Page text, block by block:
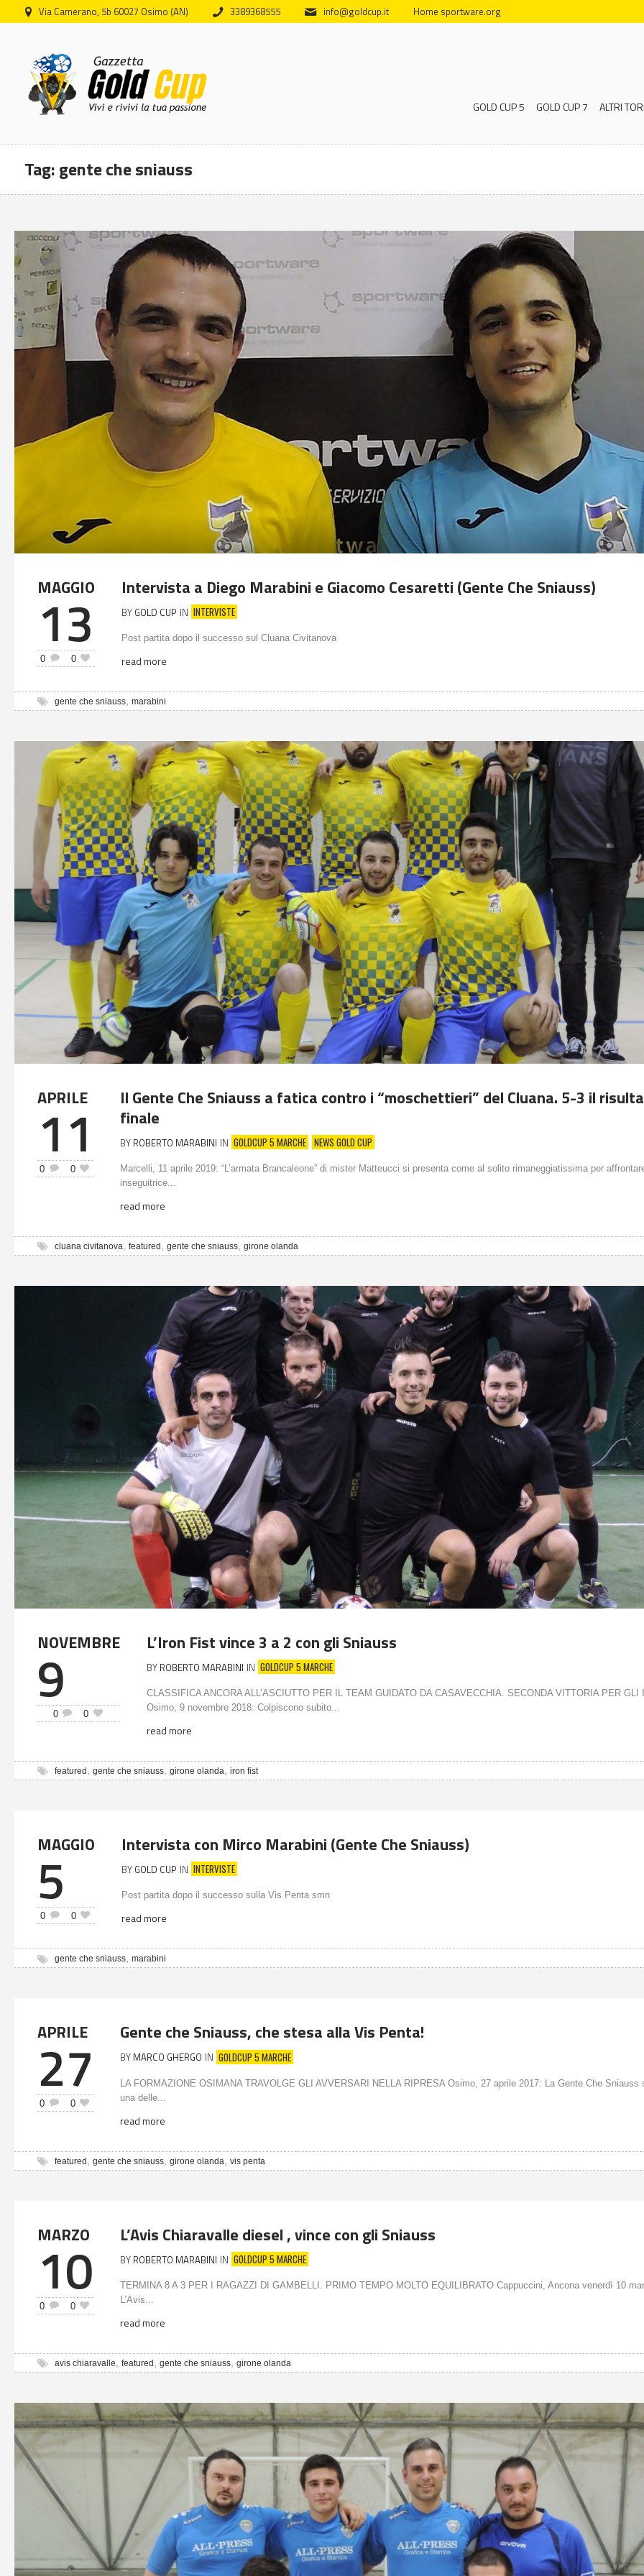
Via Camerano, 5b 60027 Osimo (AN) 3389368555 info@goldcup.it Home sportware.org
GOLD CUP 5 GOLD CUP 7 ALTRI
Tag:gente che sniauss
MAGGIO
13
0 0
Intervista a Diego Marabini e Giacomo Cesaretti (Gente Che Sniauss)
BY GOLD CUP IN INTERVISTE
Post partita dopo il successo sul Cluana Civitanova
read more
gente che sniauss marabini
APRILE
11
0 0
Il Gente Che Sniauss a fatica contro i “moschettieri” del Cluana. 5-3 il
finale
BY ROBERTO MARABINI IN GOLDCUP 5 MARCHE NEWS GOLD CUP
Marcelli, 11 aprile 2019: “L’armata Brancaleone” di mister Matteucci si presenta come al solito rimaneggiatissima per
inseguitrice...
read more
cluana civitanova featured gente che sniauss girone olanda
NOVEMBRE
9
0 0
L’Iron Fist vince 3 a 2 con gli Sniauss
BY ROBERTO MARABINI IN GOLDCUP 5 MARCHE
CLASSIFICA ANCORA ALL’ASCIUTTO PER IL TEAM GUIDATO DA CASAVECCHIA. SECONDA VITTORIA PER GLI
Osimo, 9 novembre 2018: Colpiscono subito...
read more
featured gente che sniauss girone olanda iron fist
MAGGIO
5
0 0
Intervista con Mirco Marabini (Gente Che Sniauss)
BY GOLD CUP IN INTERVISTE
Post partita dopo il successo sulla Vis Penta smn
read more
gente che sniauss, marabini
APRILE
27
0 0
Gente che Sniauss, che stesa alla Vis Penta!
BY MARCO GHERGO IN GOLDCUP 5 MARCHE
LA FORMAZIONE OSIMANA TRAVOLGE GLI AVVERSARI NELLA RIPRESA Osimo, 27 aprile 2017: La Gente Che Sniauss
una delle...
read more
featured gente che sniauss girone olanda vis penta
MARZO
10
0 0
L’Avis Chiaravalle diesel , vince con gli Sniauss
BY ROBERTO MARABINI IN GOLDCUP 5 MARCHE
TERMINA 8 A 3 PER I RAGAZZI DI GAMBELLI. PRIMO TEMPO MOLTO EQUILIBRATO Cappuccini, Ancona venerdì 10
L’Avis...
read more
avis chiaravalle featured gente che sniauss girone olanda